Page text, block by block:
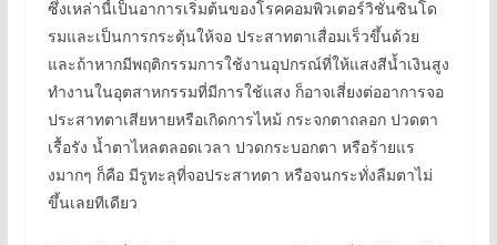
ซึ่งเหล่านี้เป็นอาการเริ่มต้นของโรคคอมพิวเตอร์วิชั่นซินโด
รมและเป็นการกระตุ้นให้จอ ประสาทตาเสื่อมเร็วขึ้นด้วย
และถ้าหากมีพฤติกรรมการใช้งานอุปกรณ์ที่ให้แสงสีน้ำเงินสูง
ทำงานในอุตสาหกรรมที่มีการใช้แสง ก็อาจเสี่ยงต่ออาการจอ
ประสาทตาเสียหายหรือเกิดการไหม้ กระจกตาถลอก ปวดตา
เรื้อรัง น้ำตาไหลตลอดเวลา ปวดกระบอกตา หรือร้ายแร
งมากๆ ก็คือ มีรูทะลุที่จอประสาทตา หรือจนกระทั่งลืมตาไม่
ขึ้นเลยทีเดียว